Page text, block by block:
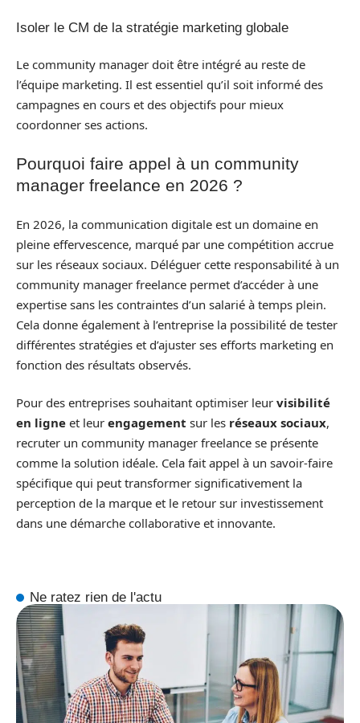
Isoler le CM de la stratégie marketing globale
Le community manager doit être intégré au reste de
l’équipe marketing. Il est essentiel qu’il soit informé des
campagnes en cours et des objectifs pour mieux
coordonner ses actions.
Pourquoi faire appel à un community
manager freelance en 2026 ?
En 2026, la communication digitale est un domaine en
pleine effervescence, marqué par une compétition accrue
sur les réseaux sociaux. Déléguer cette responsabilité à un
community manager freelance permet d’accéder à une
expertise sans les contraintes d’un salarié à temps plein.
Cela donne également à l’entreprise la possibilité de tester
différentes stratégies et d’ajuster ses efforts marketing en
fonction des résultats observés.
Pour des entreprises souhaitant optimiser leur visibilité
en ligne et leur engagement sur les réseaux sociaux,
recruter un community manager freelance se présente
comme la solution idéale. Cela fait appel à un savoir-faire
spécifique qui peut transformer significativement la
perception de la marque et le retour sur investissement
dans une démarche collaborative et innovante.
Ne ratez rien de l'actu